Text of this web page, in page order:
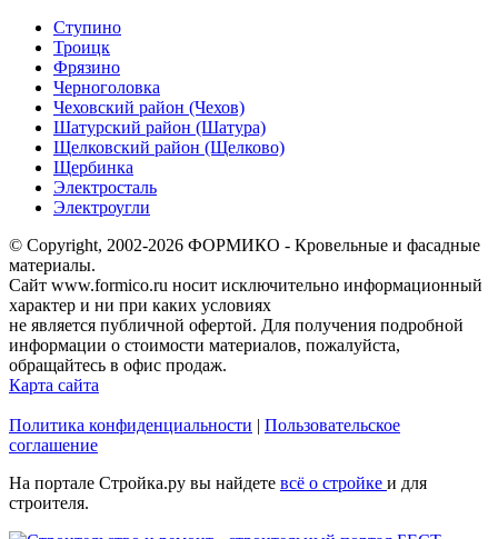
Ступино
Троицк
Фрязино
Черноголовка
Чеховский район (Чехов)
Шатурский район (Шатура)
Щелковский район (Щелково)
Щербинка
Электросталь
Электроугли
© Copyright, 2002-2026 ФОРМИКО - Кровельные и фасадные
материалы.
Сайт www.formico.ru носит исключительно информационный
характер и ни при каких условиях
не является публичной офертой. Для получения подробной
информации о стоимости материалов, пожалуйста,
обращайтесь в офис продаж.
Карта сайта
Политика конфиденциальности | Пользовательское
соглашение
На портале Стройка.ру вы найдете всё о стройке и для
строителя.